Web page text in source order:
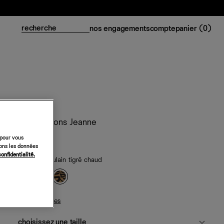
nos engagementscomptepanier (0)
Mules à talons Jeanne
348 €
cuir façon poulain tigré chaud
guide des tailles
vous
les données